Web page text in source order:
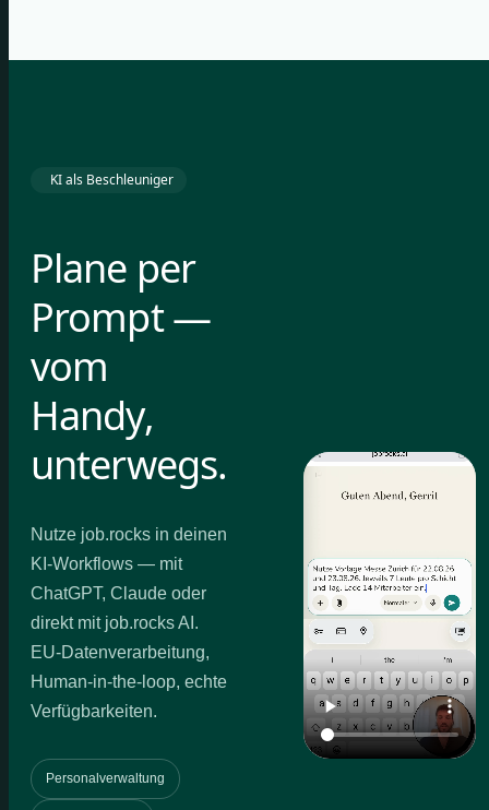
KI als Beschleuniger
Plane per
Prompt —
vom
Handy,
unterwegs.
Nutze job.rocks in deinen
KI-Workflows — mit
ChatGPT, Claude oder
direkt mit job.rocks AI.
EU-Datenverarbeitung,
Human-in-the-loop, echte
Verfügbarkeiten.
Personalverwaltung